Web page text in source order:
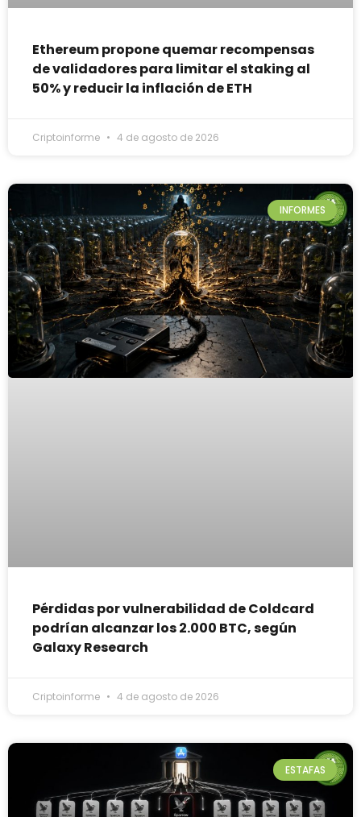
Ethereum propone quemar recompensas
de validadores para limitar el staking al
50% y reducir la inflación de ETH
Criptoinforme 4 de agosto de 2026
INFORMES
Pérdidas por vulnerabilidad de Coldcard
podrían alcanzar los 2.000 BTC, según
Galaxy Research
Criptoinforme 4 de agosto de 2026
ESTAFAS